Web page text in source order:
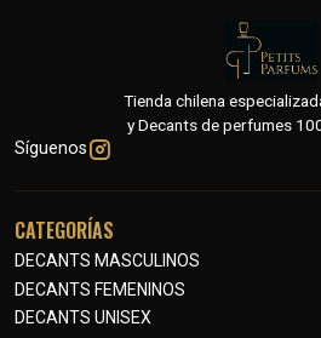
Tienda chilena
y Decants de perfumes
Síguenos
CATEGORÍAS
DECANTS MASCULINOS
DECANTS FEMENINOS
DECANTS UNISEX